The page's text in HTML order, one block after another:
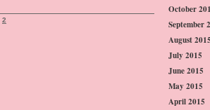
2
October
September
August 2015
July 2015
June 2015
May 2015
April 2015